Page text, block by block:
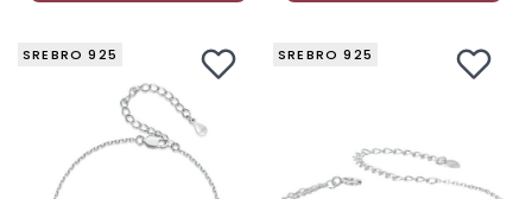
SREBRO 925 SREBRO 925